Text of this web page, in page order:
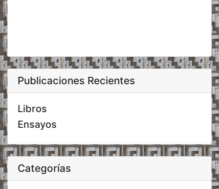
Publicaciones Recientes
Libros
Ensayos
Categorías